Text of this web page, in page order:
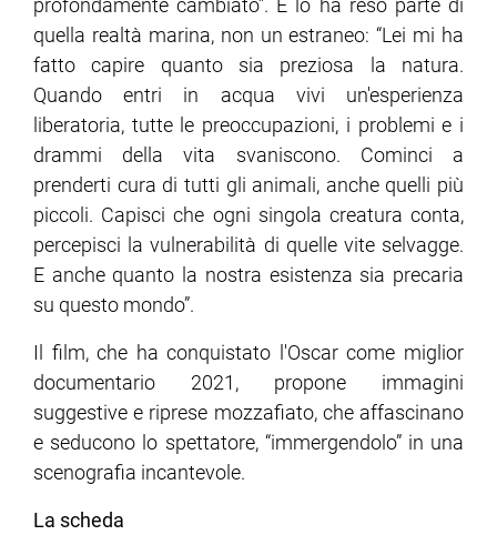
profondamente cambiato”. E lo ha reso parte di
quella realtà marina, non un estraneo: “Lei mi ha
fatto capire quanto sia preziosa la natura.
Quando entri in acqua vivi un'esperienza
liberatoria, tutte le preoccupazioni, i problemi e i
drammi della vita svaniscono. Cominci a
prenderti cura di tutti gli animali, anche quelli più
piccoli. Capisci che ogni singola creatura conta,
percepisci la vulnerabilità di quelle vite selvagge.
E anche quanto la nostra esistenza sia precaria
su questo mondo”.
Il film, che ha conquistato l'Oscar come miglior
documentario 2021, propone immagini
suggestive e riprese mozzafiato, che affascinano
e seducono lo spettatore, “immergendolo” in una
scenografia incantevole.
La scheda